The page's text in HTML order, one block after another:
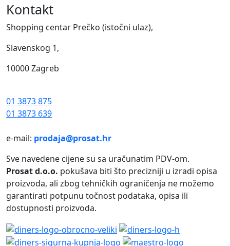
Kontakt
Shopping centar Prečko (istočni ulaz),
Slavenskog 1,
10000 Zagreb
01 3873 875
01 3873 639
e-mail: prodaja@prosat.hr
Sve navedene cijene su sa uračunatim PDV-om.
Prosat d.o.o. pokušava biti što precizniji u izradi opisa
proizvoda, ali zbog tehničkih ograničenja ne možemo
garantirati potpunu točnost podataka, opisa ili
dostupnosti proizvoda.